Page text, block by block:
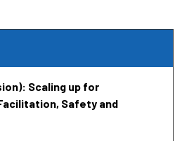
Scaling up for
Safety and